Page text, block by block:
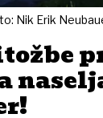
Nik Erik